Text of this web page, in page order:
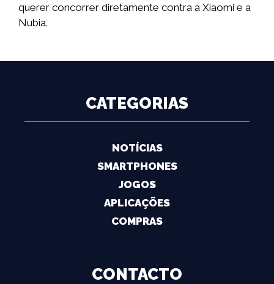
querer concorrer diretamente contra a Xiaomi e a
Nubia.
CATEGORIAS
NOTÍCIAS
SMARTPHONES
JOGOS
APLICAÇÕES
COMPRAS
CONTACTO